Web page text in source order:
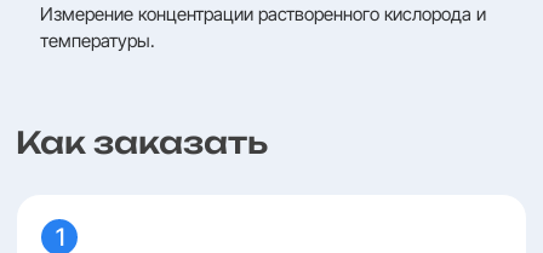
Измерение концентрации растворенного кислорода и
температуры.
Как заказать
1